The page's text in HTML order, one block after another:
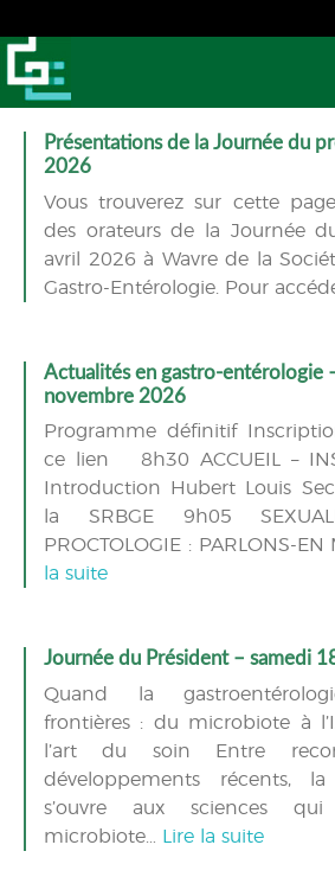
Présentations de la Journée du
2026
Vous trouverez sur cette
des orateurs de la Journée
avril 2026 à Wavre de la
Gastro-Entérologie. Pour
Actualités en gastro-entérologie
novembre 2026
Programme définitif
ce lien 8h30 ACCUEIL –
Introduction Hubert Louis
la SRBGE 9h05
PROCTOLOGIE : PARLONS-
la suite
Journée du Président – samedi
Quand la
frontières : du microbiote à
l’art du soin Entre
développements récents, la
s’ouvre aux sciences qui
microbiote… Lire la suite